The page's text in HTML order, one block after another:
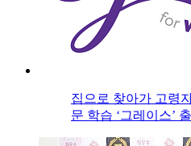
집으로 찾아가 고령
문 학습 ‘그레이스’ 출